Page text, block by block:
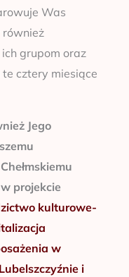
Was
również
grupom oraz
cztery miesiące
Jego
projekcie
kulturowe-
w
i